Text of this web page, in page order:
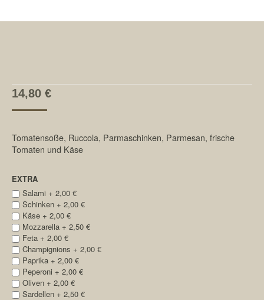
14,80 €
Tomatensoße, Ruccola, Parmaschinken, Parmesan, frische
Tomaten und Käse
EXTRA
Salami + 2,00 €
Schinken + 2,00 €
Käse + 2,00 €
Mozzarella + 2,50 €
Feta + 2,00 €
Champignions + 2,00 €
Paprika + 2,00 €
Peperoni + 2,00 €
Oliven + 2,00 €
Sardellen + 2,50 €